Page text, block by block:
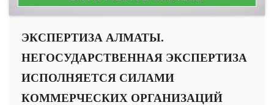
ЭКСПЕРТИЗА АЛМАТЫ.
НЕГОСУДАРСТВЕННАЯ ЭКСПЕРТИЗА
ИСПОЛНЯЕТСЯ СИЛАМИ
КОММЕРЧЕСКИХ ОРГАНИЗАЦИЙ